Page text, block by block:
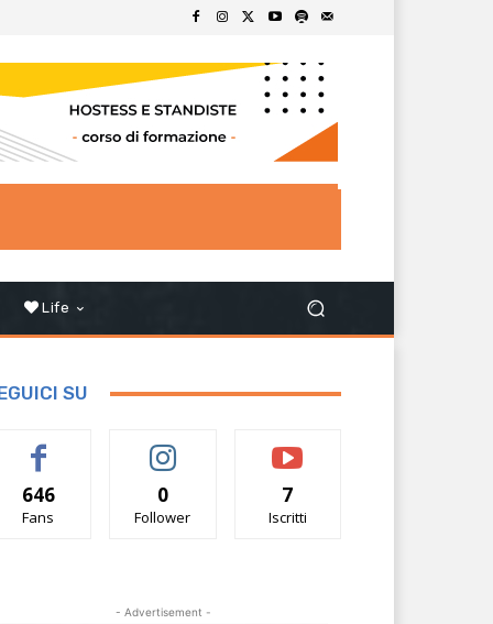
Life
SU
646
Fans
0
Follower
7
Iscritti
- Advertisement -